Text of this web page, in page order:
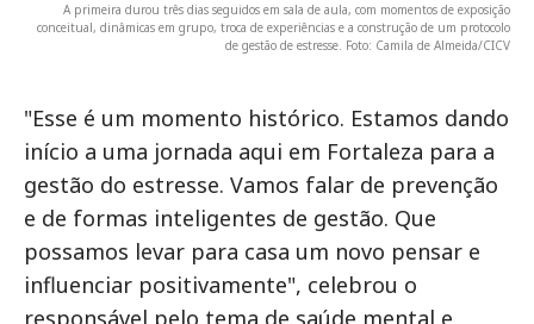
A primeira durou três dias seguidos em sala de aula, com momentos de exposição
conceitual, dinâmicas em grupo, troca de experiências e a construção de um protocolo
de gestão de estresse. Foto: Camila de Almeida/CICV
"Esse é um momento histórico. Estamos dando
início a uma jornada aqui em Fortaleza para a
gestão do estresse. Vamos falar de prevenção
e de formas inteligentes de gestão. Que
possamos levar para casa um novo pensar e
influenciar positivamente", celebrou o
responsável pelo tema de saúde mental e